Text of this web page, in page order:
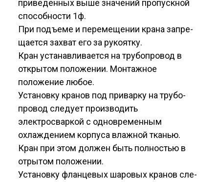
приве­денных выше значений пропускной
способно­сти 1ф.
При подъеме и перемещении крана запре­
щается захват его за рукоятку.
Кран устанавливается на трубопровод в
открытом положении. Монтажное
положение любое.
Установку кранов под приварку на трубо­
провод следует производить
электросваркой с одновременным
охлаждением корпуса влажной тканью.
Кран при этом должен быть полностью в
отрытом положении.
Установку фланцевых шаровых кранов сле­